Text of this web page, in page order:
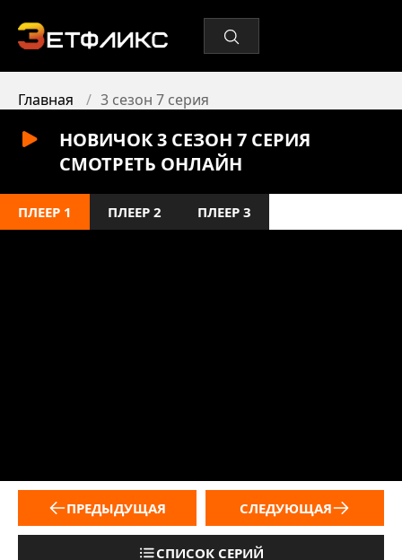
Главная 3 сезон 7 серия
НОВИЧОК 3 СЕЗОН 7 СЕРИЯ
СМОТРЕТЬ ОНЛАЙН
ПЛЕЕР 1 ПЛЕЕР 2 ПЛЕЕР 3
ПРЕДЫДУЩАЯ
СПИСОК СЕРИЙ
СЛЕДУЮЩАЯ